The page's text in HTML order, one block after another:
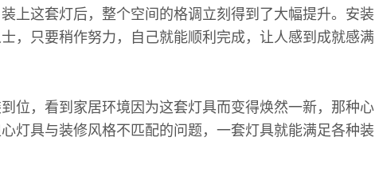
上这套灯后，整个空间的格调立刻得到了大幅提升。安装
，只要稍作努力，自己就能顺利完成，让人感到成就感满
位，看到家居环境因为这套灯具而变得焕然一新，那种心
灯具与装修风格不匹配的问题，一套灯具就能满足各种装